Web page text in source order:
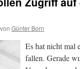
von Günter Born
Es hat nicht mal
fallen. Gerade